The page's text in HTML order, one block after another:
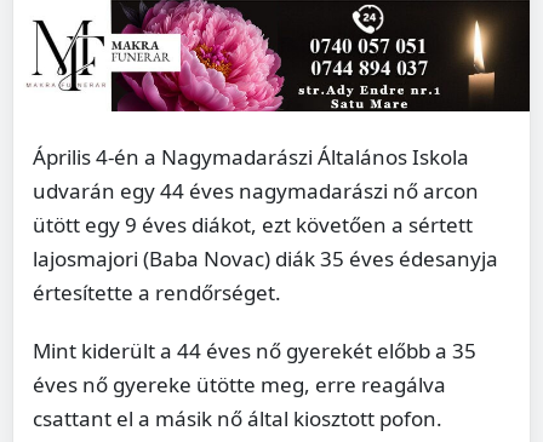
Április 4-én a Nagymadarászi Általános Iskola
udvarán egy 44 éves nagymadarászi nő arcon
ütött egy 9 éves diákot, ezt követően a sértett
lajosmajori (Baba Novac) diák 35 éves édesanyja
értesítette a rendőrséget.
Mint kiderült a 44 éves nő gyerekét előbb a 35
éves nő gyereke ütötte meg, erre reagálva
csattant el a másik nő által kiosztott pofon.